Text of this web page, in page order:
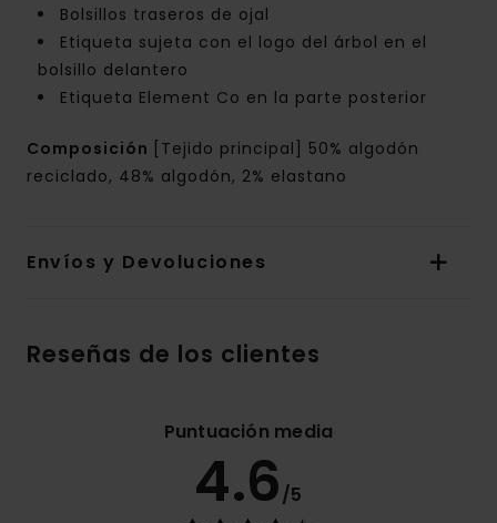
Bolsillos traseros de ojal
Etiqueta sujeta con el logo del árbol en el
bolsillo delantero
Etiqueta Element Co en la parte posterior
Composición
[Tejido principal] 50% algodón
reciclado, 48% algodón, 2% elastano
Envíos y Devoluciones
Reseñas de los clientes
Puntuación media
4.6/5